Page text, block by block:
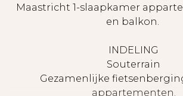
Maastricht 1-slaapkamer
en balkon.
INDELING
Souterrain
Gezamenlijke
appartementen.